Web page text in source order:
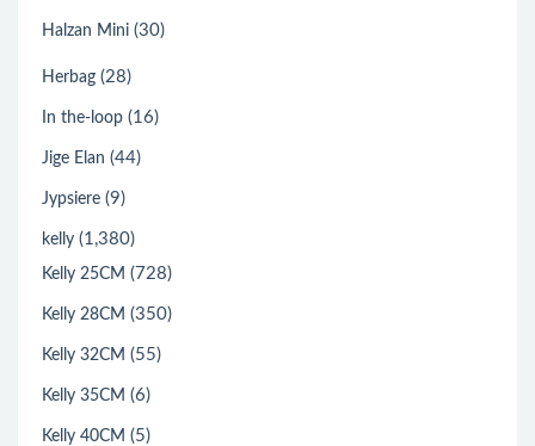
Halzan Mini (30)
Herbag (28)
In the-loop (16)
Jige Elan (44)
Jypsiere (9)
kelly (1,380)
Kelly 25CM (728)
Kelly 28CM (350)
Kelly 32CM (55)
Kelly 35CM (6)
Kelly 40CM (5)